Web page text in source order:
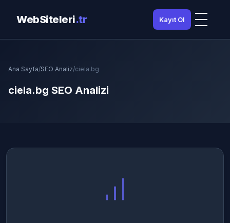
WebSiteleri.tr Kayıt Ol
Ana Sayfa/SEO Analiz/ciela.bg
ciela.bg SEO Analizi